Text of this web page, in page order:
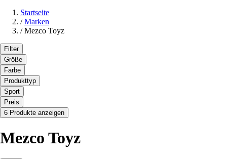
Startseite
/ Marken
/ Mezco Toyz
Filter
Größe
Farbe
Produkttyp
Sport
Preis
6 Produkte anzeigen
Mezco Toyz